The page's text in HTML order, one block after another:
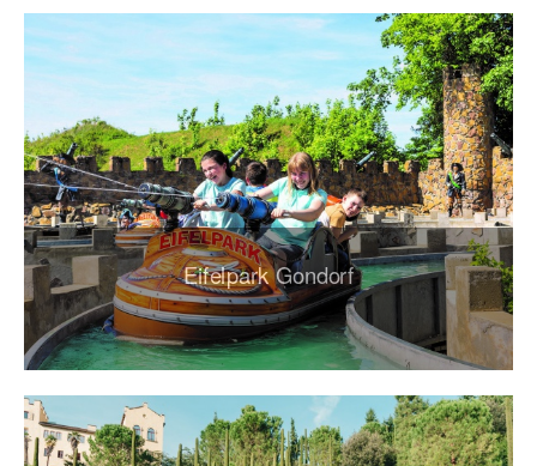
Eifelpark Gondorf